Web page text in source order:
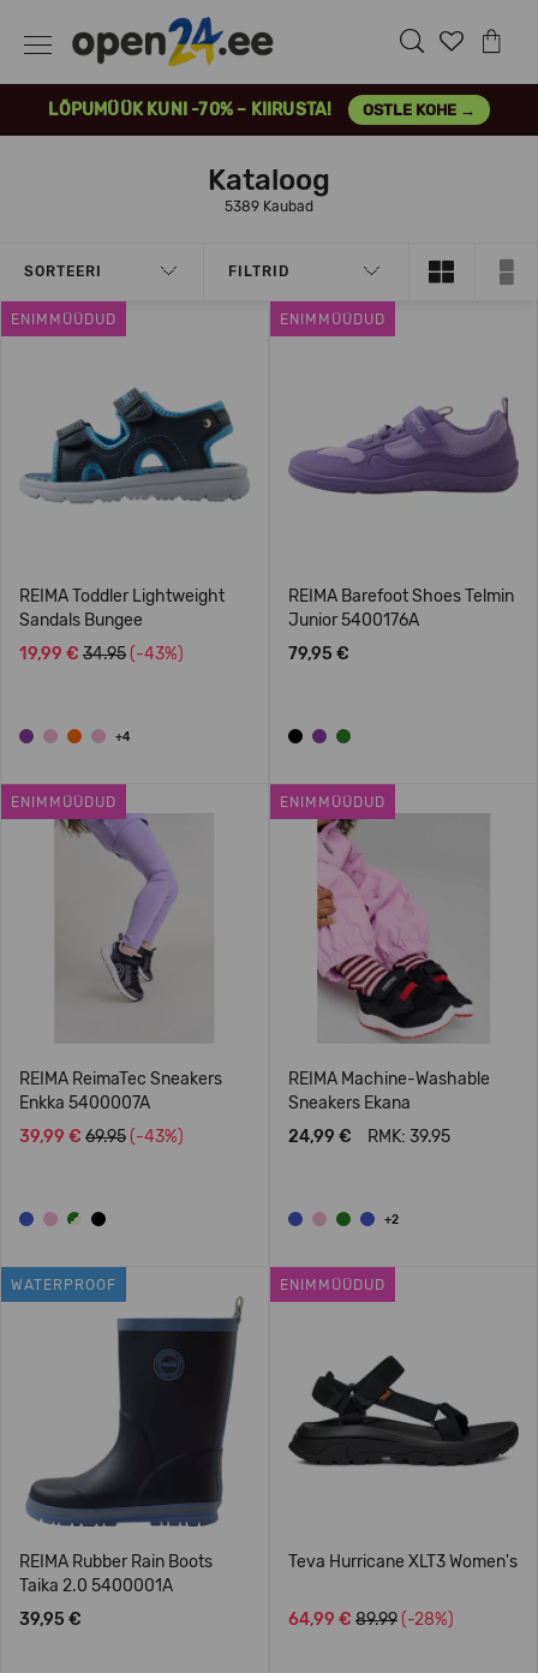
LÕPUMÜÜK KUNI -70% – KIIRUSTA! OSTLE KOHE →
Kataloog
5389 Kaubad
SORTEERI FILTRID
ENIMMÜÜDUD
REIMA Toddler Lightweight
Sandals Bungee
19,99 € 34.95 (-43%)
+4
ENIMMÜÜDUD
REIMA Barefoot Shoes Telmin
Junior 5400176A
79,95 €
ENIMMÜÜDUD
REIMA ReimaTec Sneakers
Enkka 5400007A
39,99 € 69.95 (-43%)
ENIMMÜÜDUD
REIMA Machine-Washable
Sneakers Ekana
24,99 €
RMK: 39.95
+2
WATERPROOF
REIMA Rubber Rain Boots
Taika 2.0 5400001A
39,95 €
ENIMMÜÜDUD
Teva Hurricane XLT3 Women's
64,99 € 89.99 (-28%)